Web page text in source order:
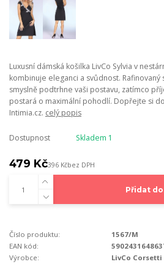
Luxusní dámská košilka LivCo Sylvia v
kombinuje eleganci a svůdnost.
smyslně podtrhne vaši postavu, zatímco
postará o maximální pohodlí. Dopřejte si
Intimia.cz. celý popis
Dostupnost Skladem 1
479 Kč396 Kčbez DPH
Přidat
Číslo produktu:
1567/M
EAN kód:
Výrobce:
LivCo Corsetti